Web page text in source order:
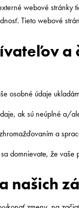
webové stránky
Tieto webové
a
osobné údaje
ak sú neúplné a/
a
domnievate, že
našich